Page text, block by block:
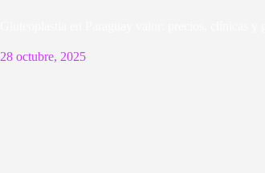
28 octubre, 2025